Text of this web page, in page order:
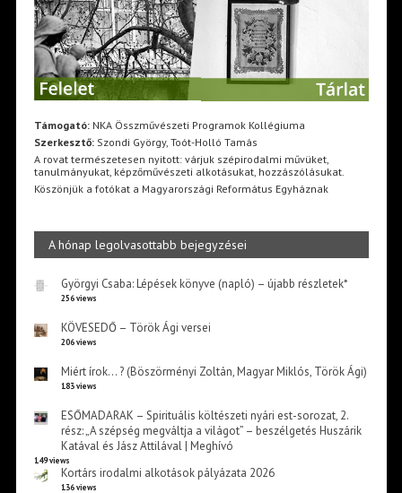
Támogató:NKA Összművészeti Programok Kollégiuma
Szerkesztő:Szondi György, Toót-Holló Tamás
A rovat természetesen nyitott: várjuk szépirodalmi művüket,
tanulmányukat, képzőművészeti alkotásukat, hozzászólásukat.
Köszönjük a fotókat a Magyarországi Református Egyháznak
A hónap legolvasottabb bejegyzései
Györgyi Csaba: Lépések könyve (napló) – újabb részletek*
256 views
KÖVESEDŐ – Török Ági versei
206 views
Miért írok… ? (Böszörményi Zoltán, Magyar Miklós, Török Ági)
183 views
ESŐMADARAK – Spirituális költészeti nyári est-sorozat, 2.
rész: „A szépség megváltja a világot” – beszélgetés Huszárik
Katával és Jász Attilával | Meghívó
149 views
Kortárs irodalmi alkotások pályázata 2026
136 views